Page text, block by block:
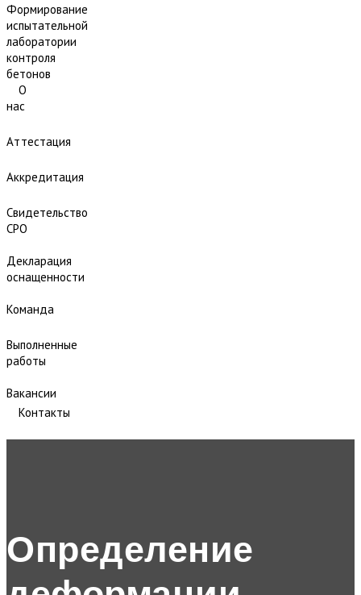
Формирование
испытательной
лаборатории
контроля
бетонов
О
нас
Аттестация
Аккредитация
Свидетельство
СРО
Декларация
оснащенности
Команда
Выполненные
работы
Вакансии
Контакты
Определение